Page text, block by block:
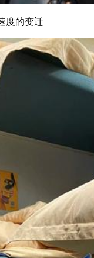
度的变迁